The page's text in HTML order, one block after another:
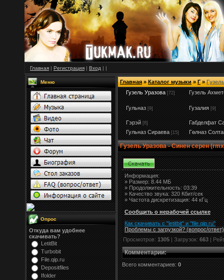
Главная | Регистрация | Вход | |
Меню
Опрос
Откуда вам удобнее
скачивать?
LetitBit
Turbobit
File.qip.ru
Depositfiles
Ifolder
Главная»Каталог музыки»Г»
Гузель Уразова [72] Гузель
Гульназ [9] Гузалия [9]
Гэрэй [6]
Габделфат
Гульназ Сираева [15] Гөлназ
Гузель Уразова - Синен серен
Информация:
»Размер:8.44 МБ
» Продолжительность: 03:39
» Качество звука: 320 Кбит/сек
» Частота дискретизация: 44 кГц
Сообщить о нерабочей ссылке
Как скачивать с "letitbit" и "file.qip.ru"
Проблемы с загрузкой? (вопрос/ответ)
Просмотров:1305| Загрузок:663|
Комментарии:
Всего комментариев: 0